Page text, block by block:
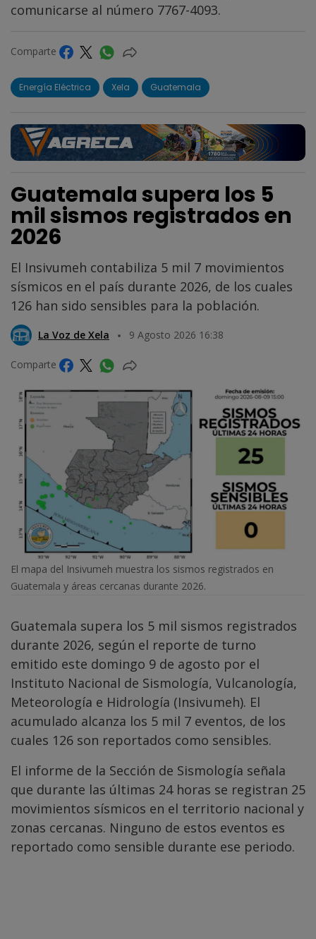
comunicarse al número 7767-4093.
Comparte
Energía Eléctrica Xela Guatemala
Guatemala supera los 5
mil sismos registrados en
2026
El Insivumeh contabiliza 5 mil 7 movimientos
sísmicos en el país durante 2026, de los cuales
126 han sido sensibles para la población.
La Voz de Xela 9 Agosto 2026 16:38
Comparte
El mapa del Insivumeh muestra los sismos registrados en
Guatemala y áreas cercanas durante 2026.
Guatemala supera los 5 mil sismos registrados
durante 2026, según el reporte de turno
emitido este domingo 9 de agosto por el
Instituto Nacional de Sismología, Vulcanología,
Meteorología e Hidrología (Insivumeh). El
acumulado alcanza los 5 mil 7 eventos, de los
cuales 126 son reportados como sensibles.
El informe de la Sección de Sismología señala
que durante las últimas 24 horas se registran 25
movimientos sísmicos en el territorio nacional y
zonas cercanas. Ninguno de estos eventos es
reportado como sensible durante ese periodo.